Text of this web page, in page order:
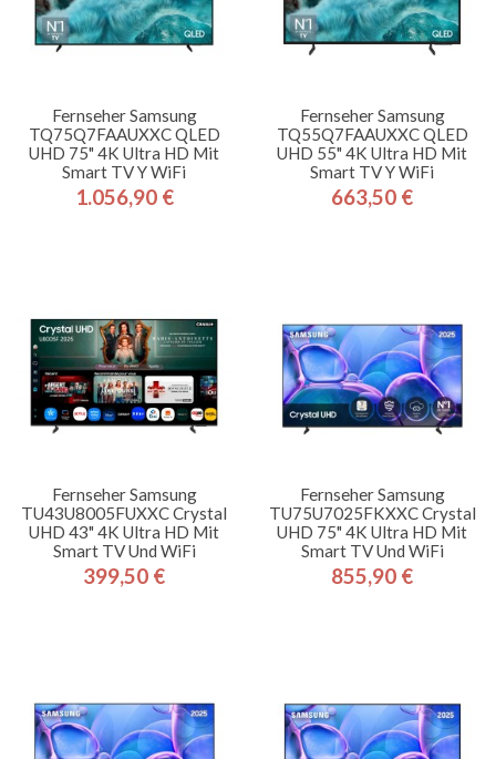
Fernseher Samsung
TQ75Q7FAAUXXC QLED
UHD 75" 4K Ultra HD Mit
Smart TV Y WiFi
Preis
1.056,90 €
Fernseher Samsung
TQ55Q7FAAUXXC QLED
UHD 55" 4K Ultra HD Mit
Smart TV Y WiFi
Preis
663,50 €
Fernseher Samsung
TU43U8005FUXXC Crystal
UHD 43" 4K Ultra HD Mit
Smart TV Und WiFi
Preis
399,50 €
Fernseher Samsung
TU75U7025FKXXC Crystal
UHD 75" 4K Ultra HD Mit
Smart TV Und WiFi
Preis
855,90 €